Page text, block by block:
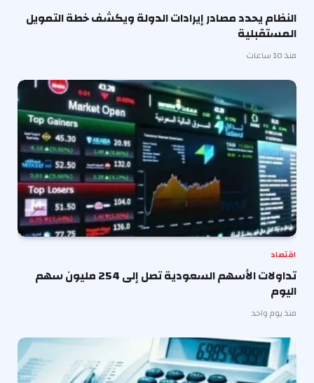
النظام يحدد مصادر إيرادات الدولة ويكشف خطة التمويل
المستقبلية
منذ 10 ساعات
اقتصاد
تداولات الأسهم السعودية تصل إلى 254 مليون سهم
اليوم
منذ يوم واحد